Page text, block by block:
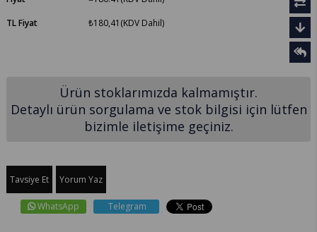
TL Fiyat
₺180,41 (KDV Dahil)
Ürün stoklarımızda kalmamıştır.
Detaylı ürün sorgulama ve stok bilgisi için lütfen
bizimle iletişime geçiniz.
Tavsiye Et Yorum Yaz
WhatsApp Telegram